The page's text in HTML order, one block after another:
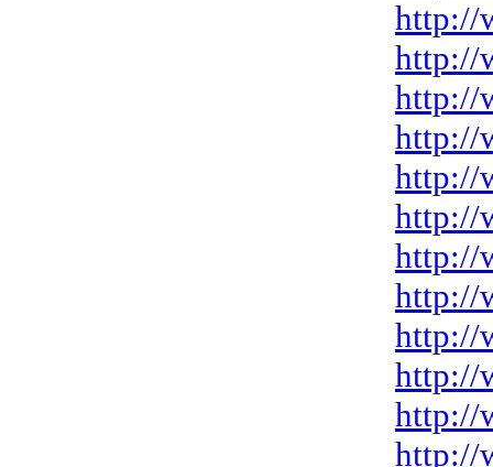
http://
http://
http://
http://
http://
http://
http://
http://
http://
http://
http://
http://